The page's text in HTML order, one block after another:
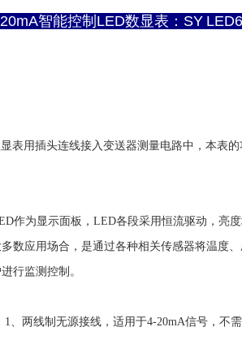
智能控制LED数显表：SY
显表用插头连线接入变送器测量电路中，本表
作为显示面板，LED各段采用恒流驱动，亮
数应用场合，是通过各种相关传感器将温度
行监测控制。
两线制无源接线，适用于4-20mA信号，不